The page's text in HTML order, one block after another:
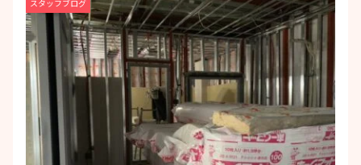
スタッフブログ